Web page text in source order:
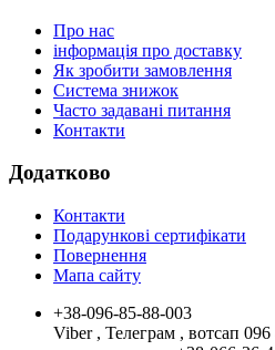
Про нас
інформація про доставку
Як зробити замовлення
Система знижок
Часто задавані питання
Контакти
Додатково
Контакти
Подарункові сертифікати
Повернення
Мапа сайту
+38-096-85-88-003
Viber , Телеграм , вотсап